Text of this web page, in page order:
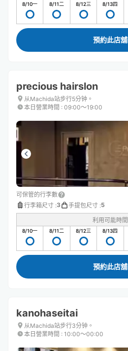
8/10一 8/11二 8/12三 8/13四
預約此店舖
precious hairslon
从Machida站步行5分钟。
本日營業時間 : 09:00〜19:00
可保管的行李數
行李箱尺寸 :3 手提包尺寸 :5
利用可能時間
8/10一 8/11二 8/12三 8/13四
預約此店舖
kanohaseitai
从Machida站步行3分钟。
本日營業時間 : 10:00〜00:00